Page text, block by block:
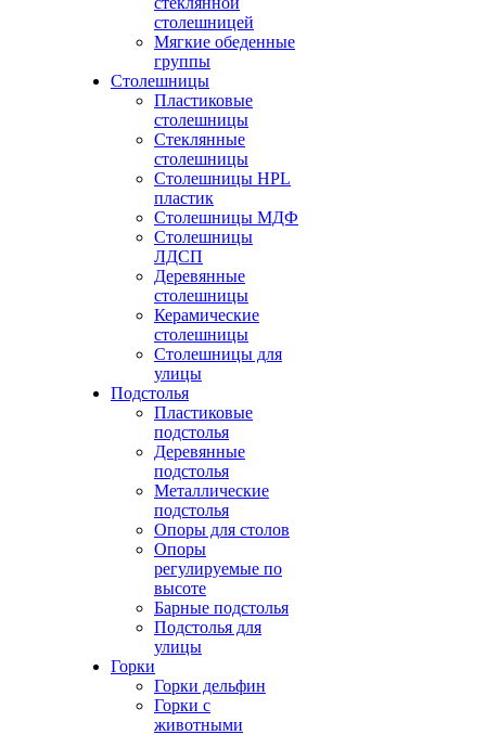
столешницей
Мягкие обеденные
группы
Столешницы
Пластиковые
столешницы
Стеклянные
столешницы
Столешницы HPL
пластик
Столешницы МДФ
Столешницы
ЛДСП
Деревянные
столешницы
Керамические
столешницы
Столешницы для
улицы
Подстолья
Пластиковые
подстолья
Деревянные
подстолья
Металлические
подстолья
Опоры для столов
Опоры
регулируемые по
высоте
Барные подстолья
Подстолья для
улицы
Горки
Горки дельфин
Горки с
животными